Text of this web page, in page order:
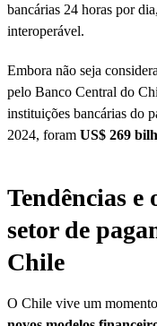
bancárias 24 horas por
interoperável.
Embora não seja
pelo Banco Central do
instituições bancárias do
2024, foram US$ 269
Tendências
setor de
Chile
O Chile vive um